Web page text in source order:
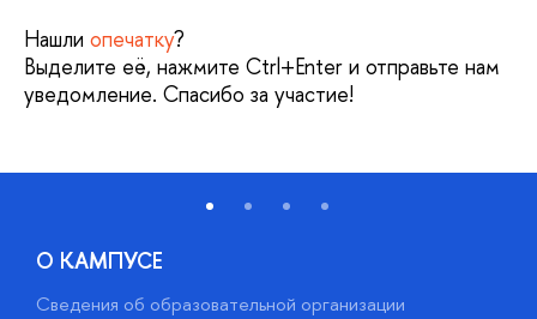
Нашли опечатку?
Выделите её, нажмите Ctrl+Enter и отправьте нам
уведомление. Спасибо за участие!
О КАМПУСЕ
Сведения об образовательной организации